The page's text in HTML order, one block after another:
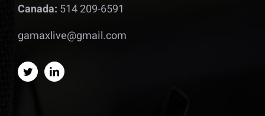
Canada: 514 209-6591
gamaxlive@gmail.com